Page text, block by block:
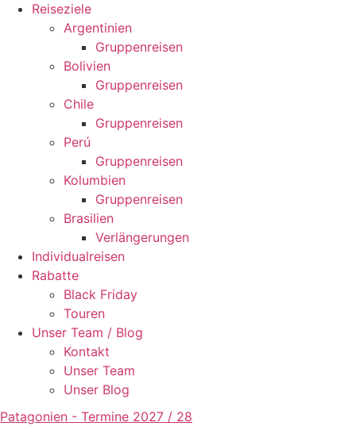
Reiseziele
Argentinien
Gruppenreisen
Bolivien
Gruppenreisen
Chile
Gruppenreisen
Perú
Gruppenreisen
Kolumbien
Gruppenreisen
Brasilien
Verlängerungen
Individualreisen
Rabatte
Black Friday
Touren
Unser Team / Blog
Kontakt
Unser Team
Unser Blog
Patagonien - Termine 2027 / 28